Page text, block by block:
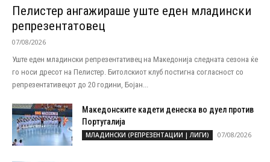
Пелистер ангажираше уште еден младински
репрезентатовец
07/08/2026
Уште еден младински репрезентативец на Македонија следната сезона ќе
го носи дресот на Пелистер. Битолскиот клуб постигна согласност со
репрезентативецот до 20 години, Бојан...
Македонските кадети денеска во дуел против
Португалија
МЛАДИНСКИ (РЕПРЕЗЕНТАЦИИ | ЛИГИ) 07/08/2026